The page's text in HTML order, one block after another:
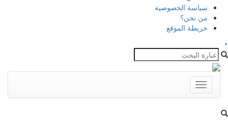
سياسة الخصوصية
من نحن؟
خريطة الموقع
×
Toggle
navigation